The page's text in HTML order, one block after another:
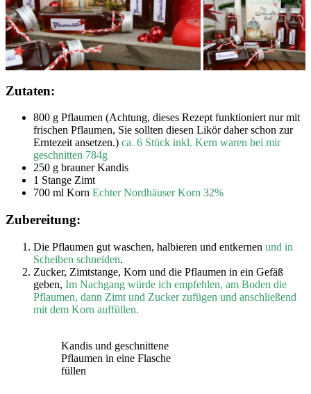
Zutaten:
800 g Pflaumen (Achtung, dieses Rezept funktioniert nur mit
frischen Pflaumen, Sie sollten diesen Likör daher schon zur
Erntezeit ansetzen.) ca. 6 Stück inkl. Kern waren bei mir
geschnitten 784g
250 g brauner Kandis
1 Stange Zimt
700 ml Korn Echter Nordhäuser Korn 32%
Zubereitung:
Die Pflaumen gut waschen, halbieren und entkernen und in
Scheiben schneiden.
Zucker, Zimtstange, Korn und die Pflaumen in ein Gefäß
geben, Im Nachgang würde ich empfehlen, am Boden die
Pflaumen, dann Zimt und Zucker zufügen und anschließend
mit dem Korn auffüllen.
Kandis und geschnittene
Pflaumen in eine Flasche
füllen